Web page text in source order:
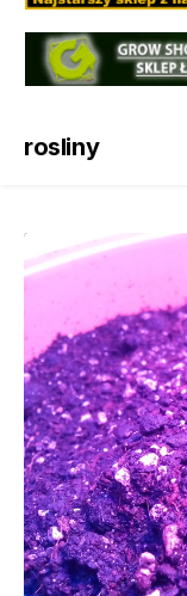
rosliny